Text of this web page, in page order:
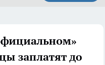
заплатят до